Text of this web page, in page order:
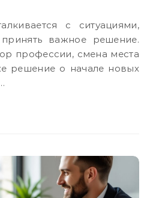
важное решение.
профессии, смена места
решение о начале новых